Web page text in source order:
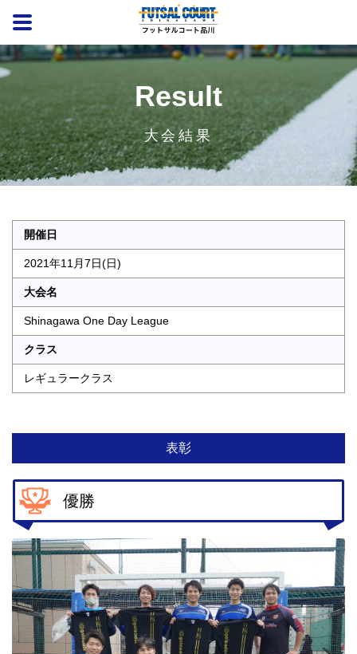
Result
大会結果
開催日
2021年11月7日(日)
大会名
Shinagawa One Day League
クラス
レギュラークラス
表彰
優勝